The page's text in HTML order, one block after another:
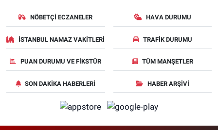
NÖBETÇI ECZANELER HAVA DURUMU
İSTANBUL NAMAZ VAKITLERI TRAFIK DURUMU
PUAN DURUMU VE FIKSTÜR TÜM MANŞETLER
SON DAKIKA HABERLERI HABER ARŞIVI